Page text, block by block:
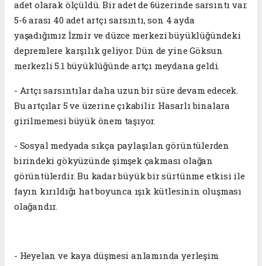
adet olarak ölçüldü. Bir adet de 6üzerinde sarsıntı var.
5-6 arası 40 adet artçı sarsıntı, son 4 ayda
yaşadığımız İzmir ve düzce merkezi büyüklüğündeki
depremlere karşılık geliyor. Dün de yine Göksun
merkezli 5.1 büyüklüğünde artçı meydana geldi.
- Artçı sarsıntılar daha uzun bir süre devam edecek.
Bu artçılar 5 ve üzerine çıkabilir. Hasarlı binalara
girilmemesi büyük önem taşıyor.
- Sosyal medyada sıkça paylaşılan görüntülerden
birindeki gökyüzünde şimşek çakması olağan
görüntülerdir. Bu kadar büyük bir sürtünme etkisi ile
fayın kırıldığı hat boyunca ışık kütlesinin oluşması
olağandır.
- Heyelan ve kaya düşmesi anlamında yerleşim